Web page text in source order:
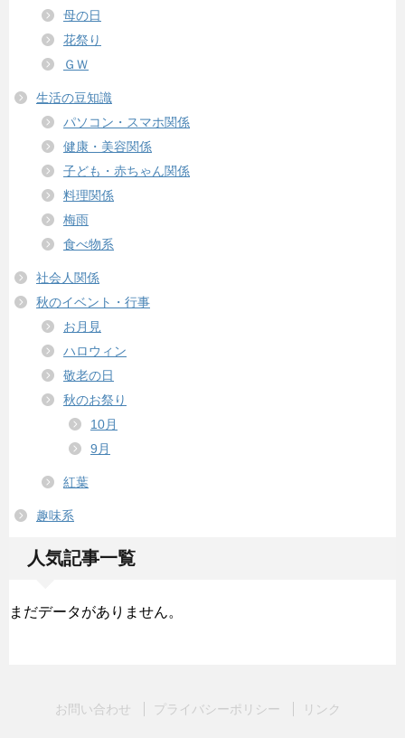
母の日
花祭り
ＧＷ
生活の豆知識
パソコン・スマホ関係
健康・美容関係
子ども・赤ちゃん関係
料理関係
梅雨
食べ物系
社会人関係
秋のイベント・行事
お月見
ハロウィン
敬老の日
秋のお祭り
10月
9月
紅葉
趣味系
人気記事一覧
まだデータがありません。
お問い合わせ プライバシーポリシー リンク